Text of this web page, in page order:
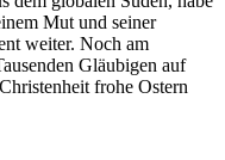
Mut und seiner
weiter. Noch am
Gläubigen auf
frohe Ostern